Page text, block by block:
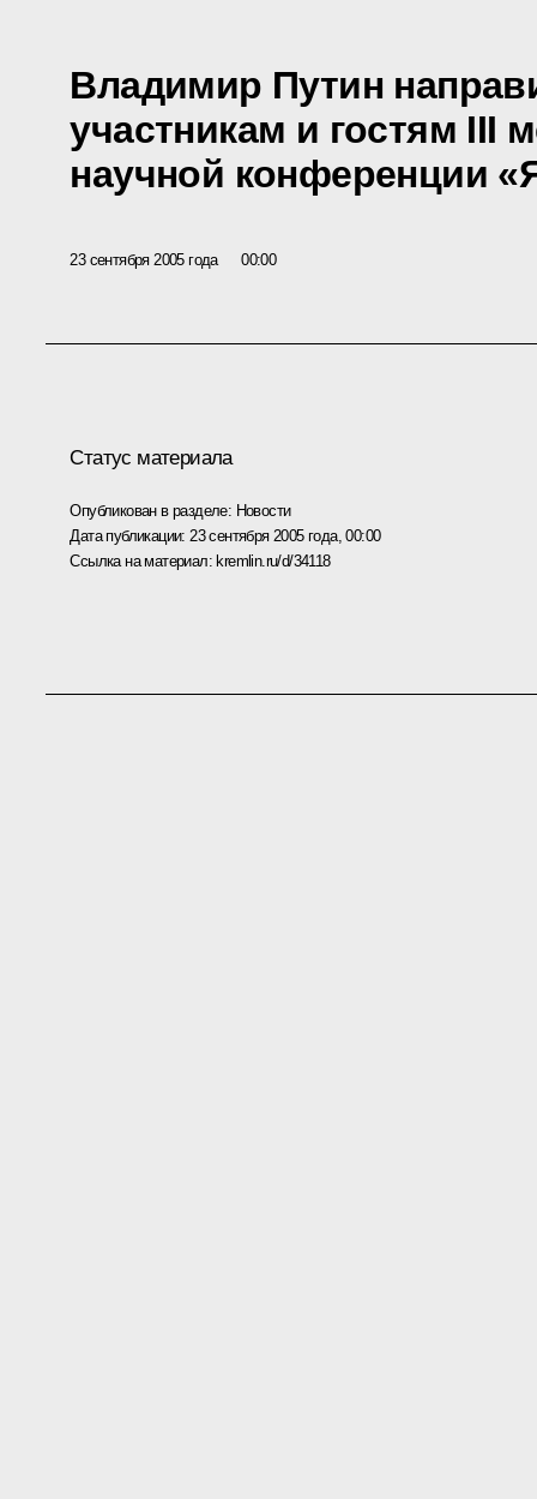
Владимир Путин
участникам и гостям III
научной конференции
23 сентября 2005 года 00:00
Статус материала
Опубликован в разделе: Новости
Дата публикации: 23 сентября 2005 года, 00:00
Ссылка на материал:kremlin.ru/d/34118